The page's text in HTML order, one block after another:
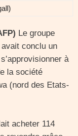
Le groupe
avait conclu un
à
la société
(nord des Etats-
acheter 114